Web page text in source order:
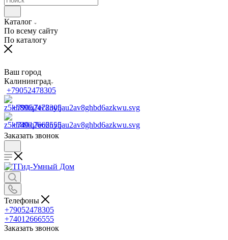
Каталог
По всему сайту
По каталогу
Ваш город
Калининград
+79052478305
+79052478305
+74012666555
Заказать звонок
Телефоны
+79052478305
+74012666555
Заказать звонок